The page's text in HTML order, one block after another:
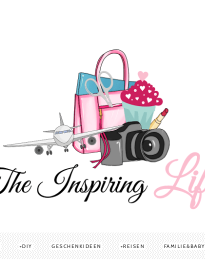
DIY GESCHENKIDEEN REISEN FAMILIE&BABY